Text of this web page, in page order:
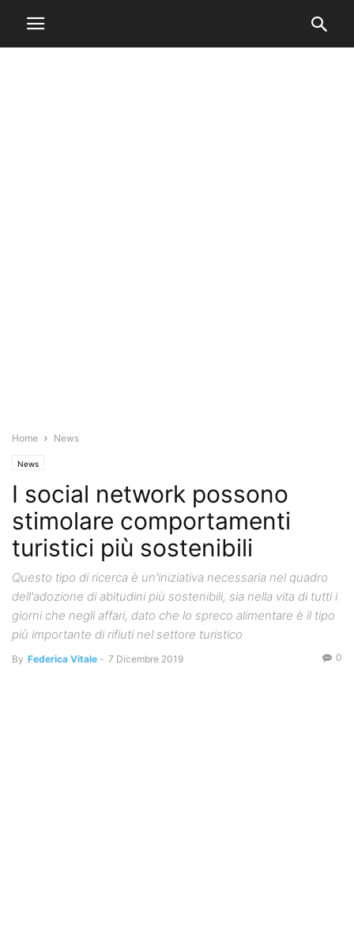
Home News
News
I social network possono
stimolare comportamenti
turistici più sostenibili
Questo tipo di ricerca è un'iniziativa necessaria nel quadro
dell'adozione di abitudini più sostenibili, sia nella vita di tutti i
giorni che negli affari, dato che lo spreco alimentare è il tipo
più importante di rifiuti nel settore turistico
By Federica Vitale - 7 Dicembre 2019 0